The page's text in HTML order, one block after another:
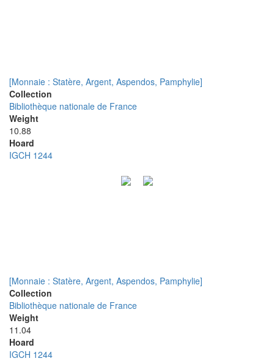
[Monnaie : Statère, Argent, Aspendos, Pamphylie]
Collection
Bibliothèque nationale de France
Weight
10.88
Hoard
IGCH 1244
[Monnaie : Statère, Argent, Aspendos, Pamphylie]
Collection
Bibliothèque nationale de France
Weight
11.04
Hoard
IGCH 1244